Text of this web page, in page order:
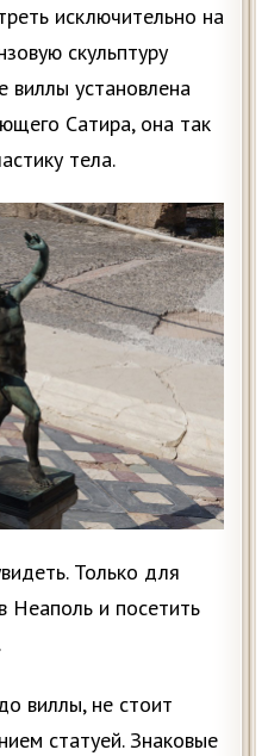
исключительно на
скульптуру
виллы установлена
Сатира, она так
тела.
Только для
Неаполь и посетить
.
виллы, не стоит
статуей. Знаковые